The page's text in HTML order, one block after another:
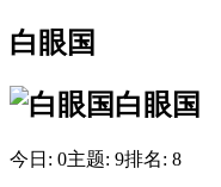
白眼国
白眼国
今日: 0主题: 9排名: 8